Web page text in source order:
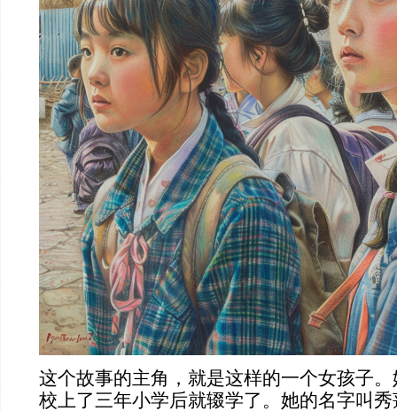
这个故事的主角，就是这样的一个女孩子
校上了三年小学后就辍学了。她的名字叫秀